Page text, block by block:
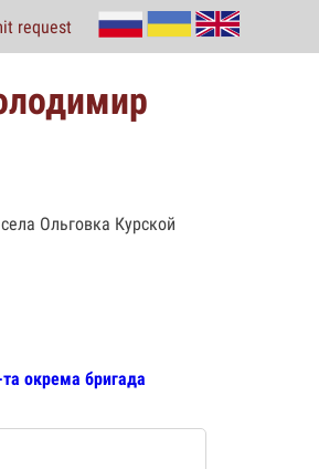
request
Ольговка Курской
окрема бригада